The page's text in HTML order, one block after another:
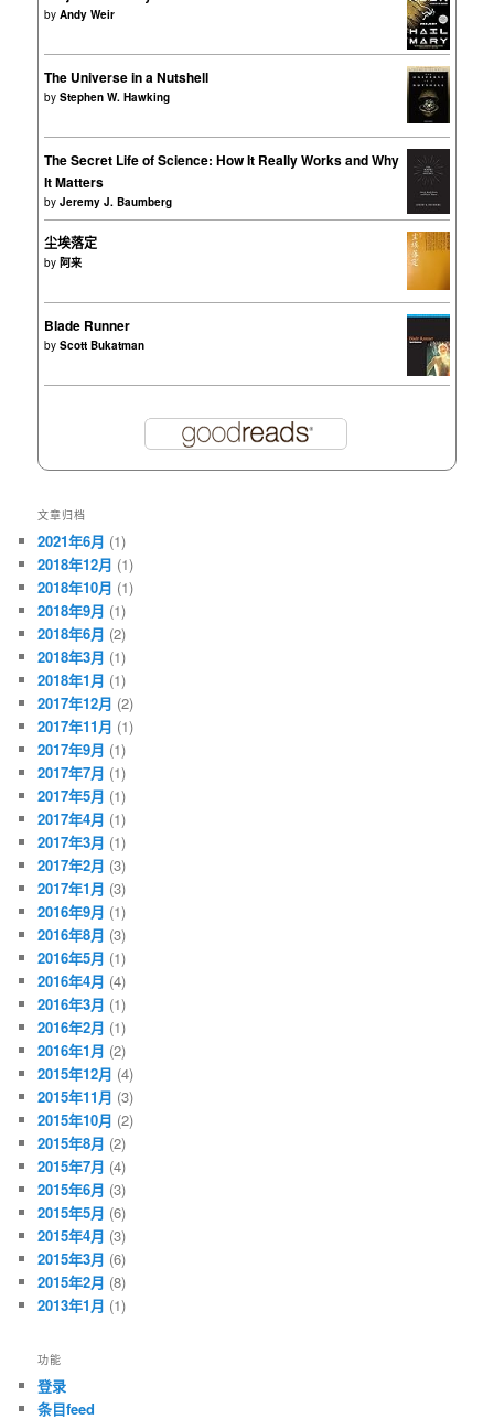
byAndy Weir
The Universe in a Nutshell
byStephen W. Hawking
The Secret Life of Science: How It Really Works and Why
It Matters
byJeremy J. Baumberg
尘埃落定
by 阿来
Blade Runner
byScott Bukatman
文章归档
2021年6月 (1)
2018年12月 (1)
2018年10月 (1)
2018年9月 (1)
2018年6月 (2)
2018年3月 (1)
2018年1月 (1)
2017年12月 (2)
2017年11月 (1)
2017年9月 (1)
2017年7月 (1)
2017年5月 (1)
2017年4月 (1)
2017年3月 (1)
2017年2月 (3)
2017年1月 (3)
2016年9月 (1)
2016年8月 (3)
2016年5月 (1)
2016年4月 (4)
2016年3月 (1)
2016年2月 (1)
2016年1月 (2)
2015年12月 (4)
2015年11月 (3)
2015年10月 (2)
2015年8月 (2)
2015年7月 (4)
2015年6月 (3)
2015年5月 (6)
2015年4月 (3)
2015年3月 (6)
2015年2月 (8)
2013年1月 (1)
功能
登录
条目feed